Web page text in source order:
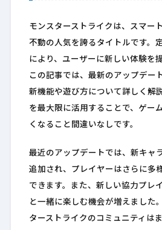
モンスターストライクは、スマー
不動の人気を誇るタイトルです。
により、ユーザーに新しい体験を
この記事では、最新のアップデー
新機能や遊び方について詳しく解
を最大限に活用することで、ゲー
くなること間違いなしです。
最近のアップデートでは、新キャ
追加され、プレイヤーはさらに多
できます。また、新しい協力プレ
と一緒に楽しむ機会が増えました
ターストライクのコミュニティは